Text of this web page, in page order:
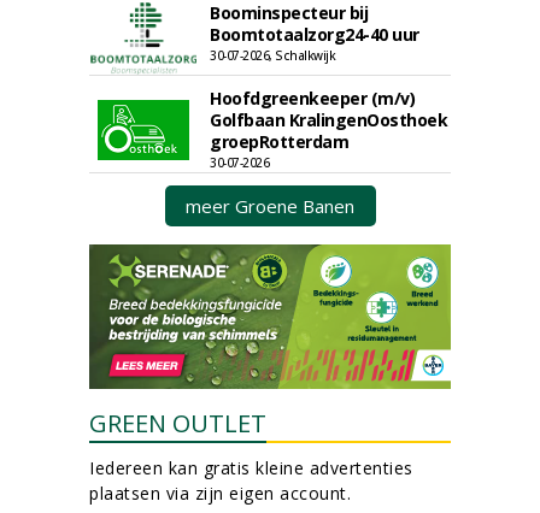
Boominspecteur bij
Boomtotaalzorg24-40 uur
30-07-2026, Schalkwijk
Hoofdgreenkeeper (m/v)
Golfbaan KralingenOosthoek
groepRotterdam
30-07-2026
meer Groene Banen
GREEN OUTLET
Iedereen kan gratis kleine advertenties
plaatsen via zijn eigen account.